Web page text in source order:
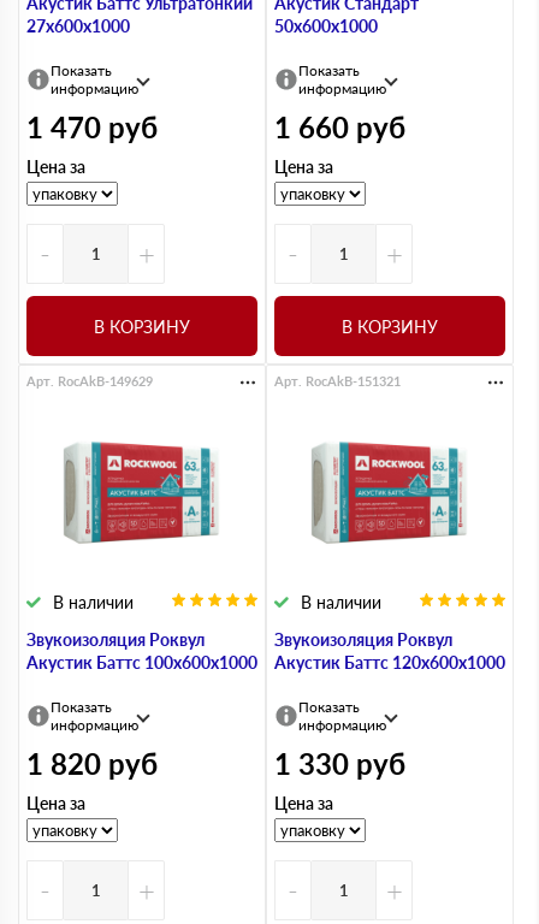
27х600х1000
Показать
информацию
1 470 руб
Цена за
- +
В КОРЗИНУ
50х600х1000
Показать
информацию
1 660 руб
Цена за
- +
В КОРЗИНУ
Звукоизоляция Роквул
Акустик Баттс 100х600х1000
В наличии
Арт. RocAkB-149629
Показать
информацию
1 820 руб
Цена за
- +
Звукоизоляция Роквул
Акустик Баттс 120х600х1000
В наличии
Арт. RocAkB-151321
Показать
информацию
1 330 руб
Цена за
- +